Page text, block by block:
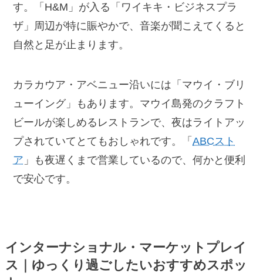
す。「H&M」が入る「ワイキキ・ビジネスプラ
ザ」周辺が特に賑やかで、音楽が聞こえてくると
自然と足が止まります。
カラカウア・アベニュー沿いには「マウイ・ブリ
ューイング」もあります。マウイ島発のクラフト
ビールが楽しめるレストランで、夜はライトアッ
プされていてとてもおしゃれです。「ABCスト
ア 」も夜遅くまで営業しているので、何かと便利
で安心です。
インターナショナル・マーケットプレイ
ス｜ゆっくり過ごしたいおすすめスポッ